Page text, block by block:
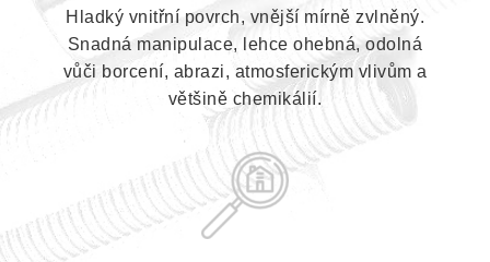
Hladký vnitřní povrch, vnější mírně zvlněný.
Snadná manipulace, lehce ohebná, odolná
vůči borcení, abrazi, atmosferickým vlivům a
většině chemikálií.